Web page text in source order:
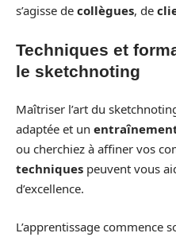
s’agisse de collègues, de
Techniques et
le sketchnoting
Maîtriser l’art du
adaptée et un
ou cherchiez à affiner vos
techniques peuvent vous
d’excellence.
L’apprentissage commence